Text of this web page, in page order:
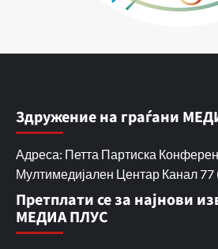
Здружение на граѓани
Адреса: Петта Партиска
Мултимедијален Центар Канал 77
Претплати се за најнови
МЕДИА ПЛУС